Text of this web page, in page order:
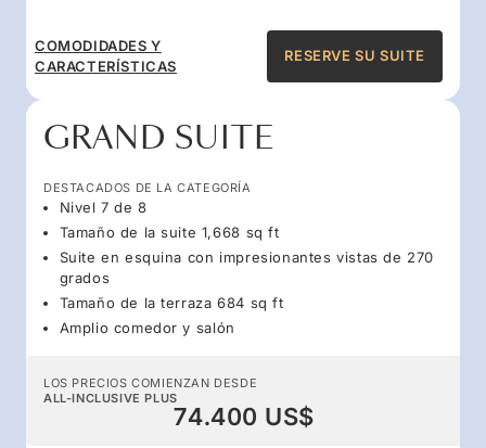
COMODIDADES Y
CARACTERÍSTICAS
RESERVE SU SUITE
GRAND SUITE
DESTACADOS DE LA CATEGORÍA
Nivel 7 de 8
Tamaño de la suite 1,668 sq ft
Suite en esquina con impresionantes vistas de 270
grados
Tamaño de la terraza 684 sq ft
Amplio comedor y salón
LOS PRECIOS COMIENZAN DESDE
ALL-INCLUSIVE PLUS
74.400 US$